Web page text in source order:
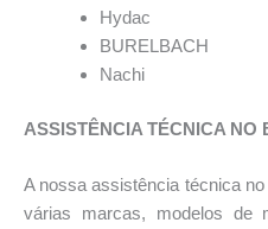
Hydac
BURELBACH
Nachi
ASSISTÊNCIA TÉCNICA NO
A nossa assistência técnica
várias marcas, modelos de